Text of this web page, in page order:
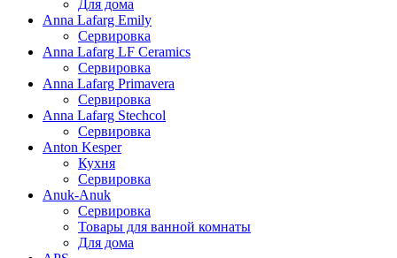
Для дома
Anna Lafarg Emily
Сервировка
Anna Lafarg LF Ceramics
Сервировка
Anna Lafarg Primavera
Сервировка
Anna Lafarg Stechcol
Сервировка
Anton Kesper
Кухня
Сервировка
Anuk-Anuk
Сервировка
Товары для ванной комнаты
Для дома